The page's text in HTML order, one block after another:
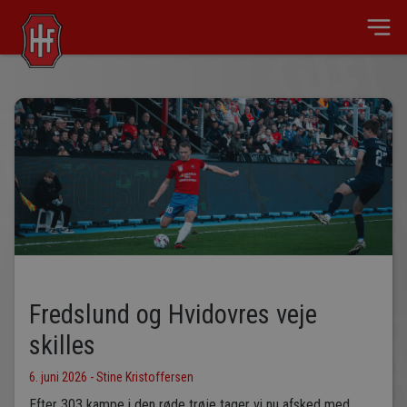
Fredslund og Hvidovres veje
skilles
6. juni 2026 - Stine Kristoffersen